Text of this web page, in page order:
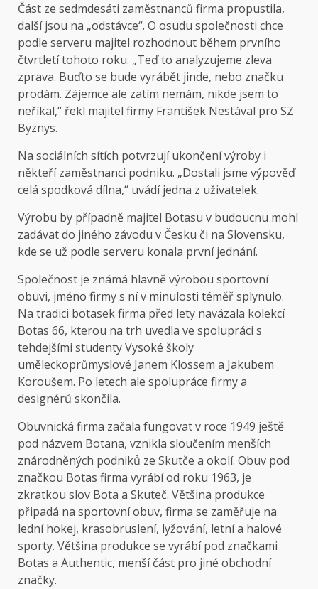
Část ze sedmdesáti zaměstnanců firma propustila,
další jsou na „odstávce“. O osudu společnosti chce
podle serveru majitel rozhodnout během prvního
čtvrtletí tohoto roku. „Teď to analyzujeme zleva
zprava. Buďto se bude vyrábět jinde, nebo značku
prodám. Zájemce ale zatím nemám, nikde jsem to
neříkal,“ řekl majitel firmy František Nestával pro SZ
Byznys.
Na sociálních sítích potvrzují ukončení výroby i
někteří zaměstnanci podniku. „Dostali jsme výpověď
celá spodková dílna,“ uvádíjedna z uživatelek.
Výrobu by případně majitel Botasu v budoucnu mohl
zadávat do jiného závodu v Česku či na Slovensku,
kde se už podle serveru konala první jednání.
Společnost je známá hlavně výrobou sportovní
obuvi, jméno firmy s ní v minulosti téměř splynulo.
Na tradici botasek firma před lety navázala kolekcí
Botas 66, kterou na trh uvedla ve spolupráci s
tehdejšími studenty Vysoké školy
uměleckoprůmyslové Janem Klossem a Jakubem
Koroušem. Po letech ale spolupráce firmy a
designérů skončila.
Obuvnická firma začala fungovat v roce 1949 ještě
pod názvem Botana, vznikla sloučením menších
znárodněných podniků ze Skutče a okolí. Obuv pod
značkou Botas firma vyrábí od roku 1963, je
zkratkou slov Bota a Skuteč. Většina produkce
připadá na sportovní obuv, firma se zaměřuje na
lední hokej, krasobruslení, lyžování, letní a halové
sporty. Většina produkce se vyrábí pod značkami
Botas a Authentic, menší část pro jiné obchodní
značky.